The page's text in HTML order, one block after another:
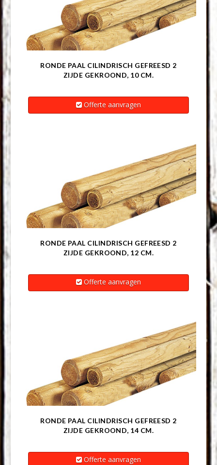
RONDE PAAL CILINDRISCH GEFREESD 2
ZIJDE GEKROOND, 10 CM.
Offerte aanvragen
RONDE PAAL CILINDRISCH GEFREESD 2
ZIJDE GEKROOND, 12 CM.
Offerte aanvragen
RONDE PAAL CILINDRISCH GEFREESD 2
ZIJDE GEKROOND, 14 CM.
Offerte aanvragen